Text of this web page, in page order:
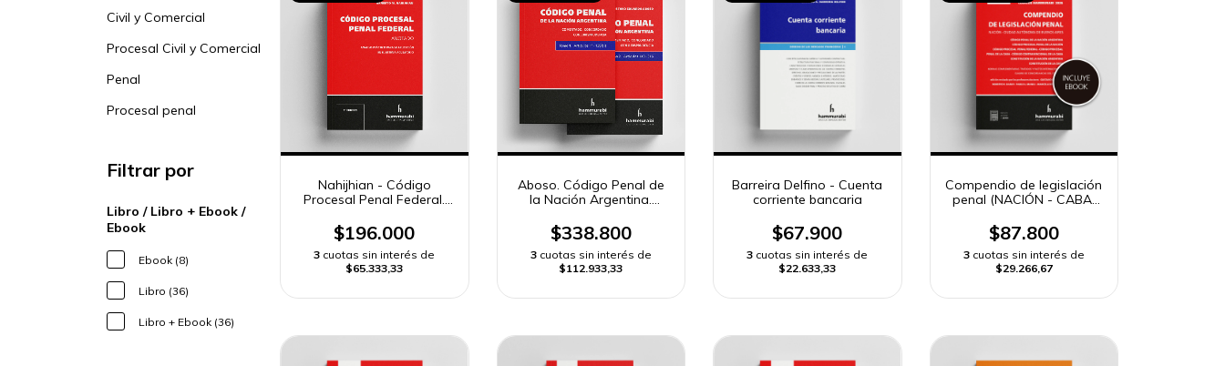
Civil y Comercial
Procesal Civil y Comercial
Penal
Procesal penal
Filtrar por
Libro / Libro + Ebook /
Ebook
Ebook (8)
Libro (36)
Libro + Ebook (36)
Nahijhian - Código
Procesal Penal Federal.
$196.000
3 cuotas sin interés de
$65.333,33
Aboso. Código Penal de
la Nación Argentina.
con jurisprudencia
$338.800
3 cuotas sin interés de
$112.933,33
Barreira Delfino - Cuenta
corriente bancaria
$67.900
3 cuotas sin interés de
$22.633,33
Compendio de legislación
penal (NACIÓN - CABA)
$87.800
3 cuotas sin interés de
$29.266,67